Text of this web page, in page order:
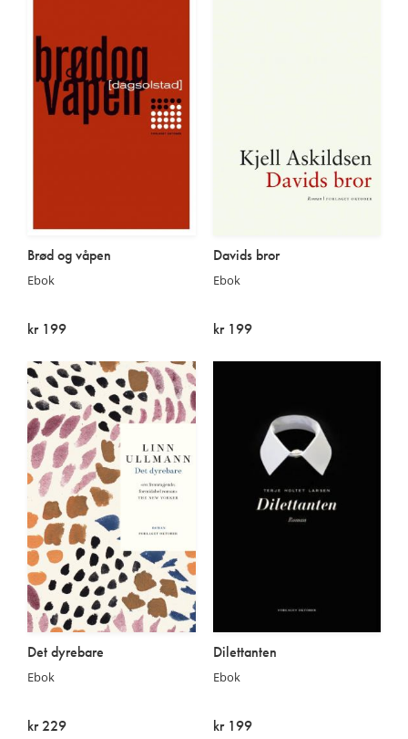
Brød og våpen
Ebok
kr 199
Davids bror
Ebok
kr 199
Det dyrebare
Ebok
kr 229
Dilettanten
Ebok
kr 199